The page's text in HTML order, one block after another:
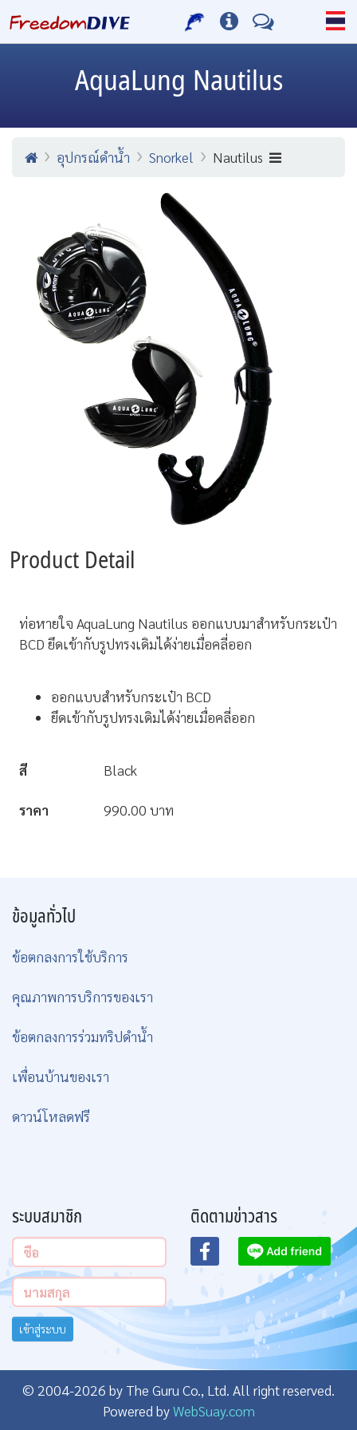
AquaLung Nautilus
อุปกรณ์ดำน้ำ Snorkel Nautilus
Product Detail
ท่อหายใจ AquaLung Nautilus ออกแบบมาสำหรับกระเป๋า
BCD ยึดเข้ากับรูปทรงเดิมได้ง่ายเมื่อคลี่ออก
ออกแบบสำหรับกระเป๋า BCD
ยึดเข้ากับรูปทรงเดิมได้ง่ายเมื่อคลี่ออก
สี Black
ราคา 990.00 บาท
ข้อมูลทั่วไป
ข้อตกลงการใช้บริการ
คุณภาพการบริการของเรา
ข้อตกลงการร่วมทริปดำน้ำ
เพื่อนบ้านของเรา
ดาวน์โหลดฟรี
ระบบสมาชิก
เข้าสู่ระบบ
ติดตามข่าวสาร
© 2004-2026 by The Guru Co., Ltd. All right reserved.
Powered byWebSuay.com